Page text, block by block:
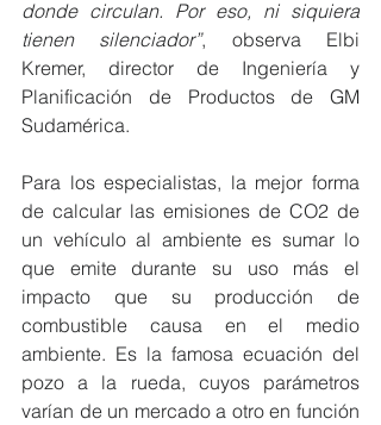
donde circulan. Por eso, ni siquiera
tienen silenciador”, observa Elbi
Kremer, director de Ingeniería y
Planificación de Productos de GM
Sudamérica.
Para los especialistas, la mejor forma
de calcular las emisiones de CO2 de
un vehículo al ambiente es sumar lo
que emite durante su uso más el
impacto que su producción de
combustible causa en el medio
ambiente. Es la famosa ecuación del
pozo a la rueda, cuyos parámetros
varían de un mercado a otro en función